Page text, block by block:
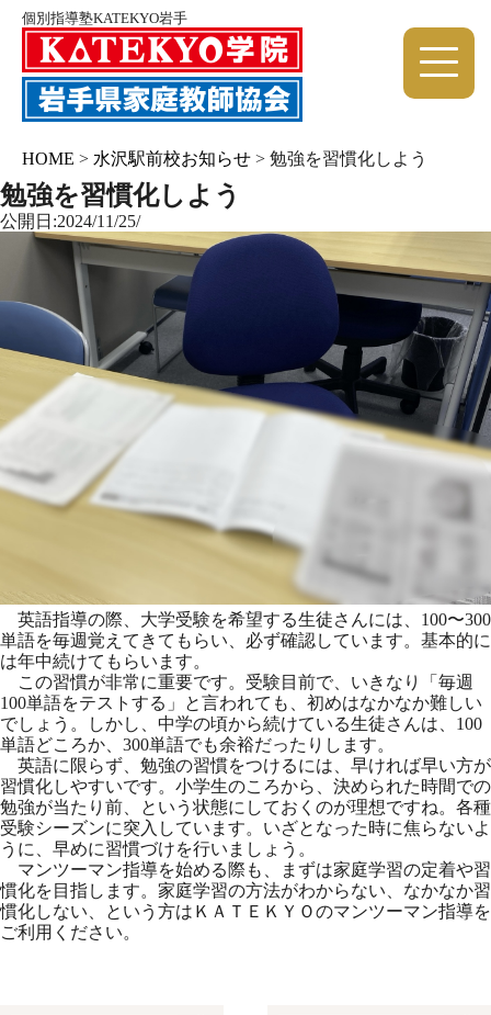
個別指導塾KATEKYO岩手
HOME > 水沢駅前校お知らせ > 勉強を習慣化しよう
勉強を習慣化しよう
公開日:2024/11/25/
英語指導の際、大学受験を希望する生徒さんには、100〜300
単語を毎週覚えてきてもらい、必ず確認しています。基本的に
は年中続けてもらいます。
この習慣が非常に重要です。受験目前で、いきなり「毎週
100単語をテストする」と言われても、初めはなかなか難しい
でしょう。
しかし、中学の頃から続けている生徒さんは、 100
単語どころか、300単語でも余裕だったりします。
英語に限らず、勉強の習慣をつけるには、早ければ早い方が
習慣化しやすいです。小学生のころから、決められた時間での
勉強が当た り前、という状態にしておくのが理想ですね。各種
受験シーズンに突入しています。いざとなった時に焦らないよ
うに、早めに習慣づけを行いましょう。
マンツーマン指導を始める際も、まずは家庭学習の定着や習
慣化を 目指します。家庭学習の方法がわからない、 なかなか習
慣化しない、という方はＫＡＴＥＫＹＯのマンツーマン指導を
ご利用ください。